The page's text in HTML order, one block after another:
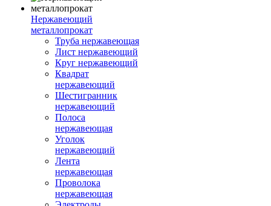
Нержавеющий
металлопрокат
Труба нержавеющая
Лист нержавеющий
Круг нержавеющий
Квадрат
нержавеющий
Шестигранник
нержавеющий
Полоса
нержавеющая
Уголок
нержавеющий
Лента
нержавеющая
Проволока
нержавеющая